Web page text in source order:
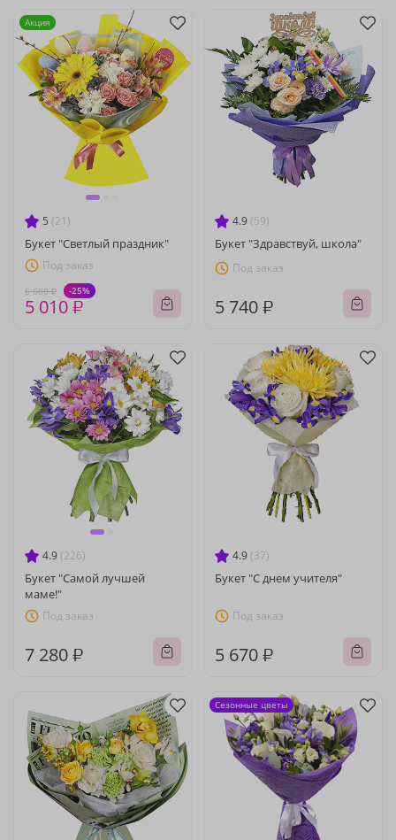
5 (21)
Букет "Светлый праздник"
Под заказ
6 680 ₽ -25%
5 010 ₽
Акция
4.9 (59)
Букет "Здравствуй, школа"
Под заказ
5 740 ₽
4.9 (226)
Букет "Самой лучшей
маме!"
Под заказ
7 280 ₽
4.9 (37)
Букет "С днем учителя"
Под заказ
5 670 ₽
Сезонные цветы